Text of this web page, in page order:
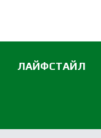
ЛАЙФСТАЙЛ